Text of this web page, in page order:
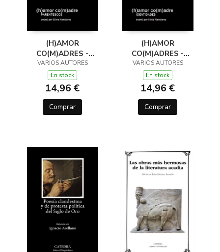
(H)AMOR
CO(M)ADRES -
PARENTESCOS
VARIOS AUTORES
En stock
14,96 €
Comprar
(H)AMOR
CO(M)ADRES -
IDENTIDADES
VARIOS AUTORES
En stock
14,96 €
Comprar